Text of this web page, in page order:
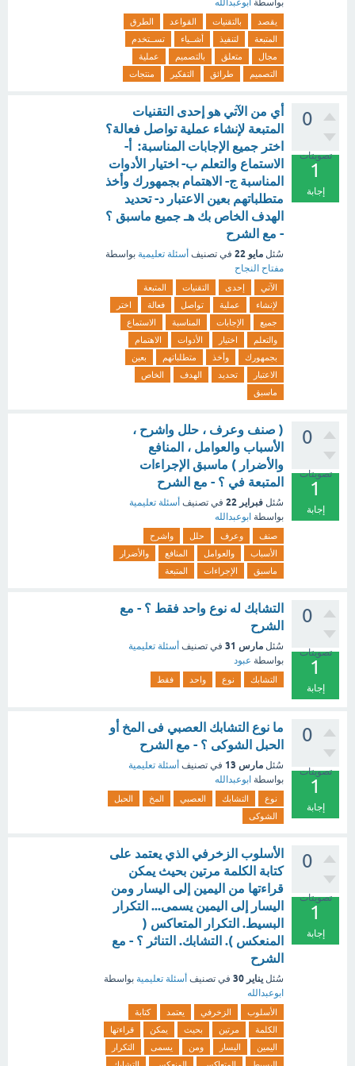
بواسطة ابوعبدالله
يقصد بالتقنيات القواعد
الطرق
المتبعة
لتنفيذ أشــياء
تســتخدم
مجال
متعلق بالتصميم
عملية
التصميم
طرائق التفكير منتجات
0
تصويتات
1
إجابة
أي من الآتي هو إحدى التقنيات
المتبعة لإنشاء عملية تواصل فعالة؟
اختر جميع الإجابات المناسبة: أ-
الاستماع والتعلم ب- اختيار الأدوات
المناسبة ج- الاهتمام بجمهورك وأخذ
متطلباتهم بعين الاعتبار د- تحديد
الهدف الخاص بك هـ جميع ماسبق ؟
- مع الشرح
سُئل مايو 22 في تصنيف أسئلة تعليمية بواسطة
مفتاح النجاح
الآتي إحدى التقنيات
المتبعة
لإنشاء
عملية تواصل فعالة
اختر
جميع
الإجابات المناسبة
الاستماع
والتعلم
اختيار الأدوات
الاهتمام
بجمهورك
وأخذ متطلباتهم
بعين
الاعتبار
تحديد الهدف
الخاص
ماسبق
0
تصويتات
1
إجابة
( صنف وعرف ، حلل واشرح ،
الأسباب والعوامل ، المنافع
والأضرار ) ماسبق الإجراءات
المتبعة في ؟ - مع الشرح
سُئل فبراير 22 في تصنيف أسئلة تعليمية
بواسطة ابوعبدالله
صنف وعرف حلل
واشرح
الأسباب
والعوامل المنافع
والأضرار
ماسبق
الإجراءات المتبعة
0
تصويتات
1
إجابة
التشابك له نوع واحد فقط ؟ - مع
الشرح
سُئل مارس 31 في تصنيف أسئلة تعليمية
بواسطة عبود
التشابك نوع واحد فقط
0
تصويتات
1
إجابة
ما نوع التشابك العصبي فى المخ أو
الحبل الشوكى ؟ - مع الشرح
سُئل مارس 13 في تصنيف أسئلة تعليمية
بواسطة ابوعبدالله
نوع التشابك العصبي المخ
الحبل
الشوكى
0
تصويتات
1
إجابة
الأسلوب الزخرفي الذي يعتمد على
كتابة الكلمة مرتين بحيث يمكن
قراءتها من اليمين إلى اليسار ومن
اليسار إلى اليمين يسمى... التكرار
البسيط. التكرار المتعاكس (
المنعكس ). التشابك. التناثر ؟ - مع
الشرح
سُئل يناير 30 في تصنيف أسئلة تعليمية بواسطة
ابوعبدالله
الأسلوب الزخرفي يعتمد
كتابة
الكلمة
مرتين بحيث يمكن
قراءتها
اليمين
اليسار ومن يسمى
التكرار